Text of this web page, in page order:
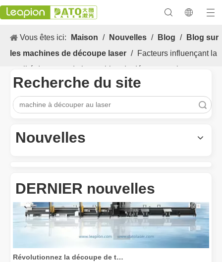
Vous êtes ici: Maison / Nouvelles / Blog /
Blog sur
les machines de découpe laser / Facteurs influençant la
qualité de coupe de la machine de découpe au laser
Recherche du site
Nouvelles
DERNIER nouvelles